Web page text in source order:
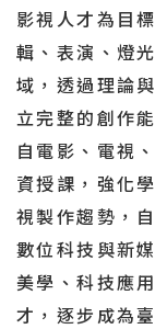
影視人才為目
輯、表演、燈
域，透過理論
立完整的創作
自電影、電視
資授課，強化
視製作趨勢，
數位科技與新
美學、科技應
才，逐步成為